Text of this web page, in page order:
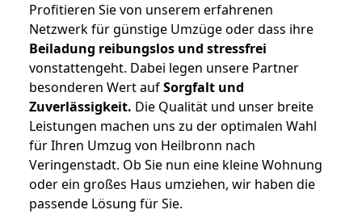
Profitieren Sie von unserem erfahrenen
Netzwerk für günstige Umzüge oder dass ihre
Beiladung reibungslos und stressfrei
vonstattengeht. Dabei legen unsere Partner
besonderen Wert aufSorgfalt und
Zuverlässigkeit. Die Qualität und unser breite
Leistungen machen uns zu der optimalen Wahl
für Ihren Umzug von Heilbronn nach
Veringenstadt. Ob Sie nun eine kleine Wohnung
oder ein großes Haus umziehen, wir haben die
passende Lösung für Sie.